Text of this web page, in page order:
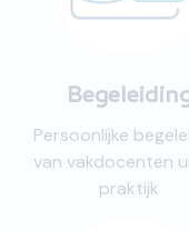
Persoonlijke
van vakdocenten
praktijk